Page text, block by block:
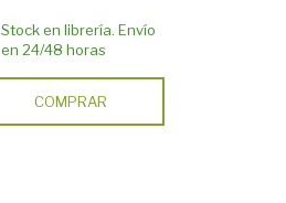
Stock en librería. Envío
en 24/48 horas
COMPRAR